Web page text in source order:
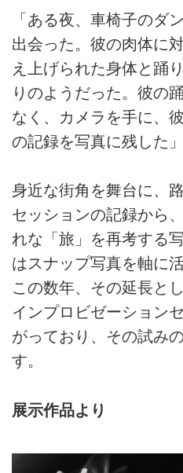
「ある夜、車椅子のダ
出会った。彼の肉体に
え上げられた身体と踊
りのようだった。彼の
なく、カメラを手に、
の記録を写真に残した」
身近な街角を舞台に、
セッションの記録から
れな「旅」を再考する
はスナップ写真を軸に
この数年、その延長と
インプロビゼーション
がっており、その試み
す。
展示作品より